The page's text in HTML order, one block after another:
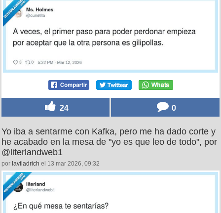
24 0
Yo iba a sentarme con Kafka, pero me ha dado corte y
he acabado en la mesa de "yo es que leo de todo", por
@literlandweb1
por laviladrich el 13 mar 2026, 09:32